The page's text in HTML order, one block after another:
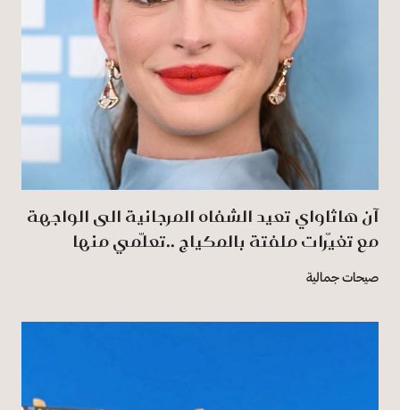
آن هاثاواي تعيد الشفاه المرجانية الى الواجهة
مع تغيّرات ملفتة بالمكياج ..تعلّمي منها
صيحات جمالية